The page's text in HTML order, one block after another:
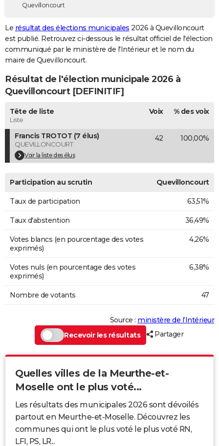
Destinations
City break
Voyage nature
Voyage de noces
Forum
GUIDES D'ACHAT
BONS PLANS
Carte de Noël
Carte Bonne année
Carte Saint-Valentin
Carte Pâques
Carte d'anniversaire
DICTIONNAIRE
Dictionnaire
Biographies
Citations
Expressions
Proverbes
PROGRAMME TV
COPAINS D'AVANT
S'inscrire
Se connecter
Lycées
Collèges
Primaires
Universités
Entreprises
Service militaire
Avis de recherche
AVIS DE DÉCÈS
Bricolage
Television
Quevilloncourt
Le résultat des élections municipales 2026 à Quevilloncourt
est publié. Retrouvez ci-dessous le résultat officiel de l'élection
communiqué par le ministère de l'Intérieur et le nom du
maire de Quevilloncourt.
Résultat de l'élection municipale 2026 à
Quevilloncourt [DEFINITIF]
Tête de liste
Liste
Voix % des voix
Francis TROTOT (7 élus)
QUEVILLONCOURT
Voir la liste des élus
42 100,00%
Participation au scrutin Quevilloncourt
Taux de participation 63,51%
Taux d'abstention 36,49%
Votes blancs (en pourcentage des votes
exprimés)
4,26%
Votes nuls (en pourcentage des votes
exprimés)
6,38%
Nombre de votants 47
Source : ministère de l’Intérieur
Recevoir les résultats
Partager
Quelles villes de la Meurthe-et-
Moselle ont le plus voté...
Les résultats des municipales 2026 sont dévoilés
partout en Meurthe-et-Moselle. Découvrez les
communes qui ont le plus voté le plus voté RN,
LFI, PS, LR...